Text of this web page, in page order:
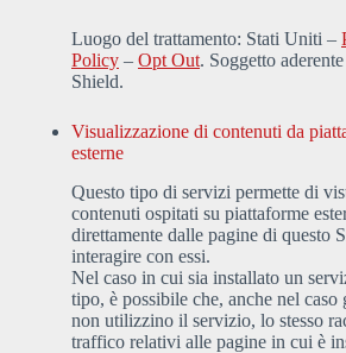
Luogo del trattamento: Stati Uniti –
Policy – Opt Out. Soggetto
Shield.
Visualizzazione di contenuti da
esterne
Questo tipo di servizi permette di
contenuti ospitati su piattaforme
direttamente dalle pagine di questo
interagire con essi.
Nel caso in cui sia installato un
tipo, è possibile che, anche nel caso
non utilizzino il servizio, lo stesso
traffico relativi alle pagine in cui è